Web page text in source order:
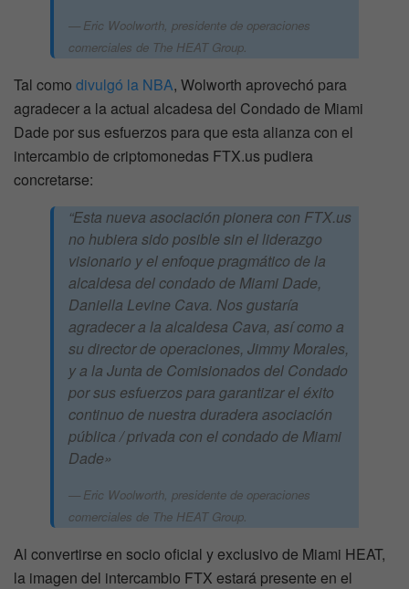
Eric Woolworth, presidente de operaciones
comerciales de The HEAT Group.
Tal como divulgó la NBA, Wolworth aprovechó para
agradecer a la actual alcadesa del Condado de Miami
Dade por sus esfuerzos para que esta alianza con el
intercambio de criptomonedas FTX.us pudiera
concretarse:
“Esta nueva asociación pionera con FTX.us
no hubiera sido posible sin el liderazgo
visionario y el enfoque pragmático de la
alcaldesa del condado de Miami Dade,
Daniella Levine Cava. Nos gustaría
agradecer a la alcaldesa Cava, así como a
su director de operaciones, Jimmy Morales,
y a la Junta de Comisionados del Condado
por sus esfuerzos para garantizar el éxito
continuo de nuestra duradera asociación
pública / privada con el condado de Miami
Dade»
Eric Woolworth, presidente de operaciones
comerciales de The HEAT Group.
Al convertirse en socio oficial y exclusivo de Miami HEAT,
la imagen del intercambio FTX estará presente en el